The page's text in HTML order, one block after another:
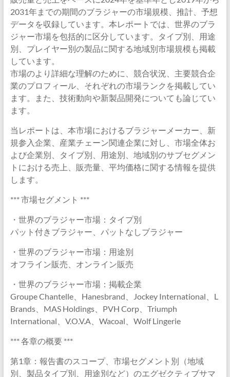
2031年までの期間のブラジャーの市場規模、推計、予想
データを収録しています。本レポートでは、世界のブラ
ジャー市場を包括的に区分しています。タイプ別、用途
別、プレイヤー別の製品に関する地域別市場規模も掲載
しています。
市場のより詳細な理解のために、競合状況、主要競合企
業のプロフィール、それぞれの市場ランクを掲載してい
ます。また、技術動向や新製品開発についても論じてい
ます。
当レポートは、本市場におけるブラジャーメーカー、新
規参入企業、産業チェーン関連企業に対し、市場全体お
よび企業別、タイプ別、用途別、地域別のサブセグメン
トにおける売上、販売量、平均価格に関する情報を提供
します。
*** 市場セグメント ***
・世界のブラジャー市場：タイプ別
パット付きブラジャー、パットなしブラジャー
・世界のブラジャー市場：用途別
オフライン販売、オンライン販売
・世界のブラジャー市場：掲載企業
Groupe Chantelle、Hanesbrand、Jockey International、L
Brands、MAS Holdings、PVH Corp、Triumph
International、V.O.V.A、Wacoal、Wolf Lingerie
*** 各章の概要 ***
第1章：報告書のスコープ、市場セグメント別（地域
別、製品タイプ別、用途別など）のエグゼクティブサマ